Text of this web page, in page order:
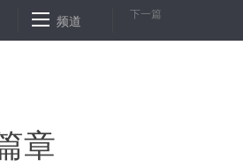
北京：当事人在6家基层法院起诉可申
频道 下一篇
章